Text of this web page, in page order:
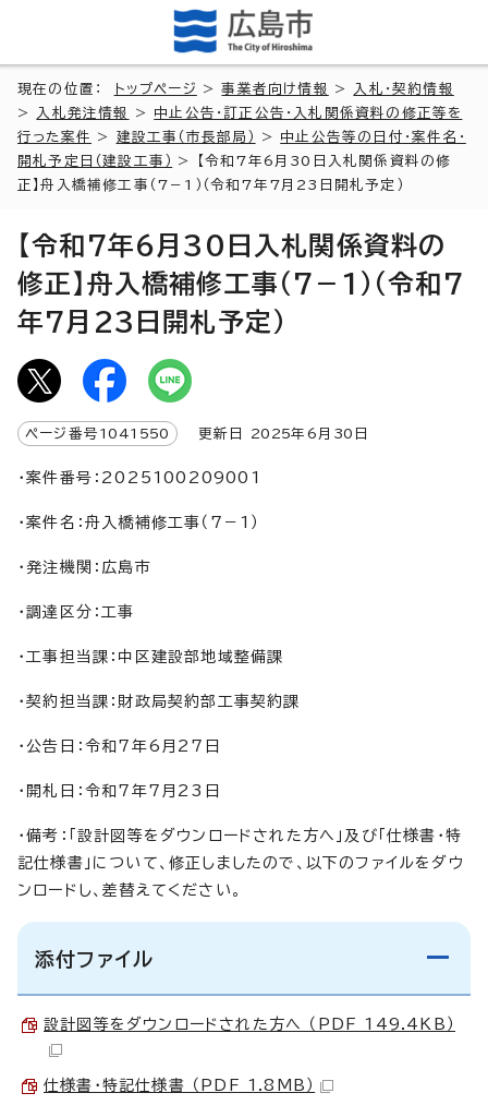
現在の位置： トップページ >事業者向け情報 >
入札・契約情報
>
入札発注情報 > 中止公告・訂正公告・入札関係資料の修正等を
行った案件
> 建設工事（市長部局） > 中止公告等の日付・案件名・
開札予定日（建設工事）
> 【令和7年6月30日入札関係資料の修
正】舟入橋補修工事（7－1）（令和7年7月23日開札予定）
【令和7年6月30日入札関係資料の
修正】舟入橋補修工事（7－1）（令和7
年7月23日開札予定）
ページ番号 1041550 更新日 2025年6月 30 日
・案件番号：2025100209001
・案件名：舟入橋補修工事（7－1）
・発注機関：広島市
・調達区分：工事
・工事担当課：中区建設部地域整備課
・契約担当課：財政局契約部工事契約課
・公告日：令和7年6月27日
・開札日：令和7年7月23日
・備考：「設計図等をダウンロードされた方へ」及び「仕様書・特
記仕様書」について、修正しましたので、以下のファイルをダウ
ンロードし、差替えてください。
添付ファイル
設計図等をダウンロードされた方へ （PDF 149.4KB）
仕様書・特記仕様書 （PDF 1.8MB）